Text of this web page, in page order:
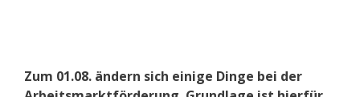
Zum 01.08. ändern sich einige Dinge bei der